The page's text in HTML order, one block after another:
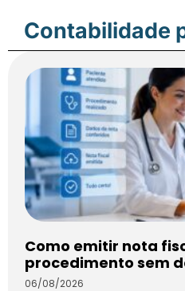
Contabilidade
Como emitir nota
procedimento sem
06/08/2026